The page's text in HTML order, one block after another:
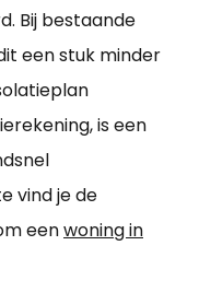
Bij bestaande
een stuk minder
is een
vind je de
eenwoning in